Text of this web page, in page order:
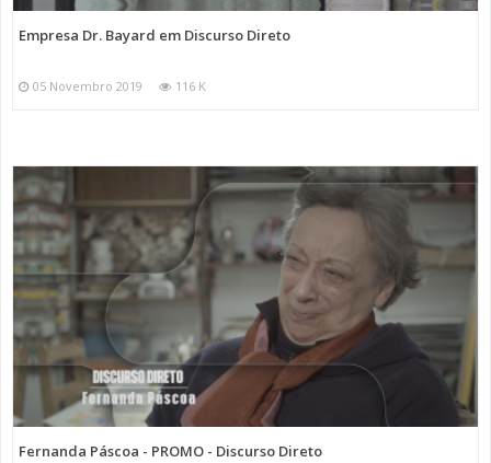
Empresa Dr. Bayard em Discurso Direto
05 Novembro 2019 116 K
Fernanda Páscoa - PROMO - Discurso Direto